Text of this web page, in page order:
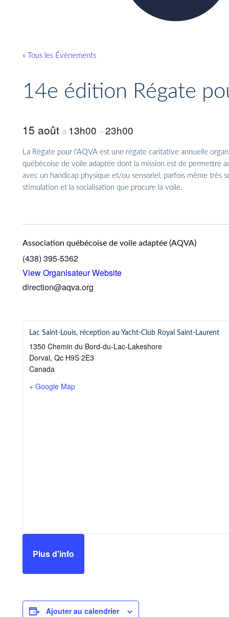
« Tous les Évènements
14e édition Régate
15 août à 13h00 –23h00
La Régate pour l’AQVA est une régate caritative annuelle
québécoise de voile adaptée dont la mission est de permettre
avec un handicap physique et/ou sensoriel, parfois même très
stimulation et la socialisation que procure la voile.
Association québécoise de voile adaptée (AQVA)
(438) 395-5362
View Organisateur Website
direction@aqva.org
Lac Saint-Louis, réception au Yacht-Club Royal Saint-Laurent
1350 Chemin du Bord-du-Lac-Lakeshore
Dorval, Qc H9S 2E3
Canada
+ Google Map
Plus d'info
Ajouter au calendrier